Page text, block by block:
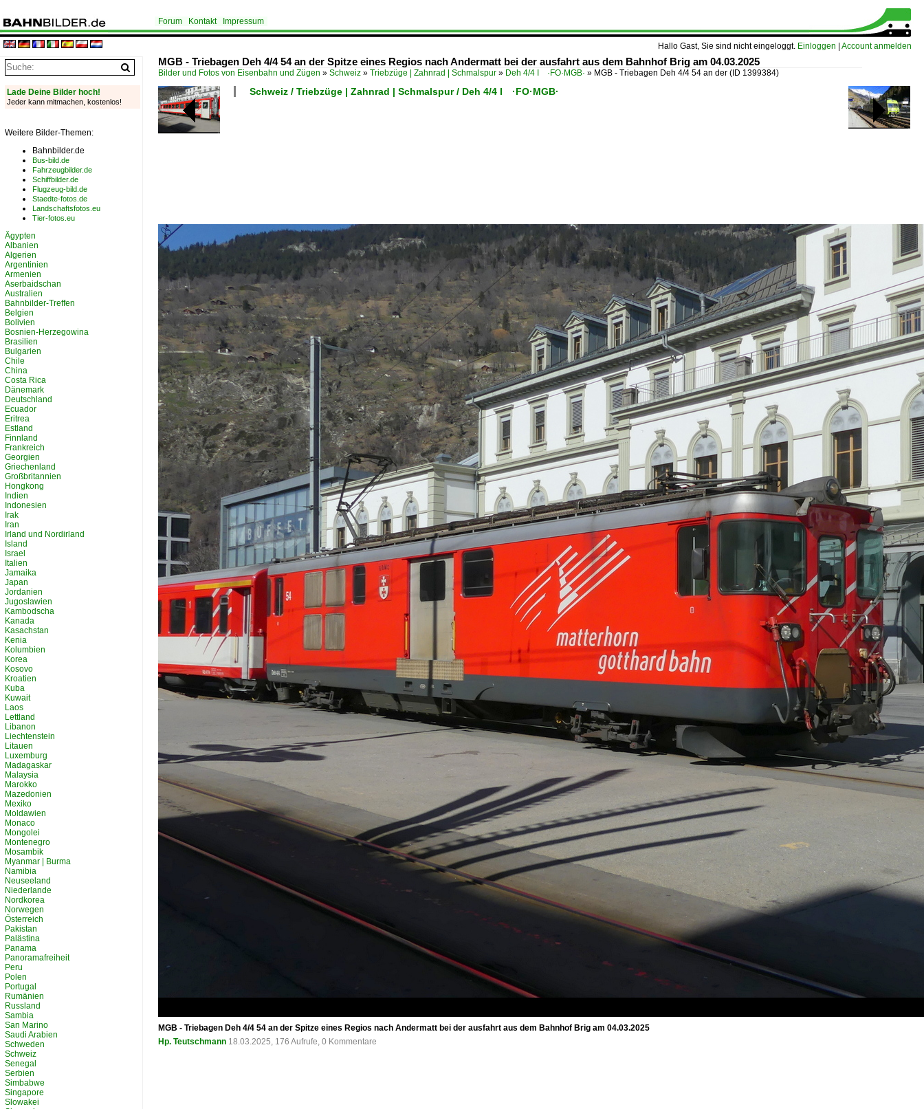
Hallo Gast, Sie sind nicht eingeloggt. Einloggen Account anmelden
Forum Kontakt Impressum
MGB - Triebagen Deh 4/4 54 an der Spitze eines Regios nach Andermatt bei der ausfahrt aus dem Bahnhof Brig am 04.03.2025
Bilder und Fotos von Eisenbahn und Zügen » Schweiz » Triebzüge | Zahnrad | Schmalspur » Deh 4/4 I ·FO·MGB· » MGB - Triebagen Deh 4/4 54 an der (ID 1399384)
Schweiz / Triebzüge | Zahnrad | Schmalspur / Deh 4/4 I ·FO·MGB·
MGB - Triebagen Deh 4/4 54 an der Spitze eines Regios nach Andermatt bei der ausfahrt aus dem Bahnhof Brig am 04.03.2025
Hp. Teutschmann 18.03.2025, 176 Aufrufe, 0 Kommentare
Lade Deine Bilder hoch!
Jeder kann mitmachen, kostenlos!
Weitere Bilder-Themen:
Bahnbilder.de
Bus-bild.de
Fahrzeugbilder.de
Schiffbilder.de
Flugzeug-bild.de
Staedte-fotos.de
Landschaftsfotos.eu
Tier-fotos.eu
Ägypten
Albanien
Algerien
Argentinien
Armenien
Aserbaidschan
Australien
Bahnbilder-Treffen
Belgien
Bolivien
Bosnien-Herzegowina
Brasilien
Bulgarien
Chile
China
Costa Rica
Dänemark
Deutschland
Ecuador
Eritrea
Estland
Finnland
Frankreich
Georgien
Griechenland
Großbritannien
Hongkong
Indien
Indonesien
Irak
Iran
Irland und Nordirland
Island
Israel
Italien
Jamaika
Japan
Jordanien
Jugoslawien
Kambodscha
Kanada
Kasachstan
Kenia
Kolumbien
Korea
Kosovo
Kroatien
Kuba
Kuwait
Laos
Lettland
Libanon
Liechtenstein
Litauen
Luxemburg
Madagaskar
Malaysia
Marokko
Mazedonien
Mexiko
Moldawien
Monaco
Mongolei
Montenegro
Mosambik
Myanmar | Burma
Namibia
Neuseeland
Niederlande
Nordkorea
Norwegen
Österreich
Pakistan
Palästina
Panama
Panoramafreiheit
Peru
Polen
Portugal
Rumänien
Russland
Sambia
San Marino
Saudi Arabien
Schweden
Schweiz
Senegal
Serbien
Simbabwe
Singapore
Slowakei